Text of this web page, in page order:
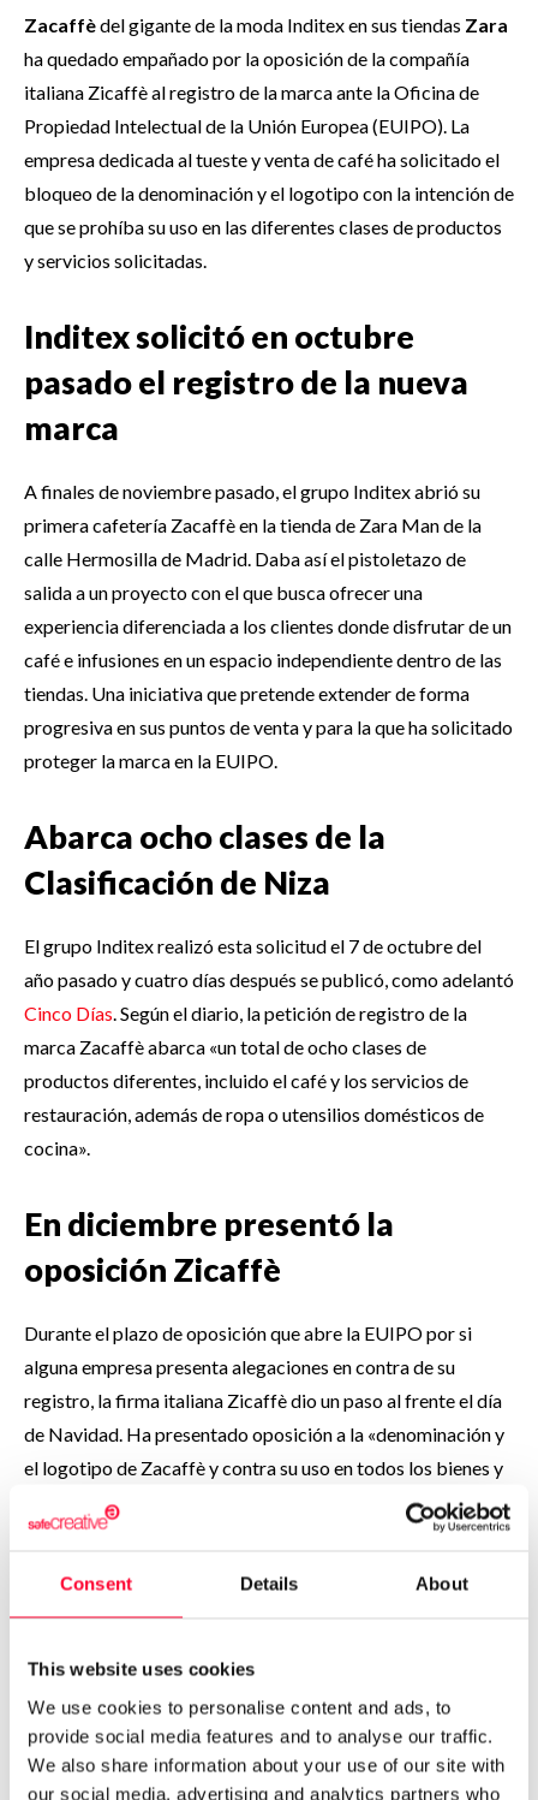
Consent Details About
This website uses cookies
We use cookies to personalise content and ads, to
provide social media features and to analyse our traffic.
We also share information about your use of our site with
our social media, advertising and analytics partners who
Zacaffèdel gigante de la moda Inditex en sus tiendas Zara
ha quedado empañado por la oposición de la compañía
italiana Zicaffè al registro de la marca ante la Oficina de
Propiedad Intelectual de la Unión Europea (EUIPO). La
empresa dedicada al tueste y venta de café ha solicitado el
bloqueo de la denominación y el logotipo con la intención de
que se prohíba su uso en las diferentes clases de productos
y servicios solicitadas.
Inditex solicitó en octubre
pasado el registro de la nueva
marca
A finales de noviembre pasado, el grupo Inditex abrió su
primera cafetería Zacaffè en la tienda de Zara Man de la
calle Hermosilla de Madrid. Daba así el pistoletazo de
salida a un proyecto con el que busca ofrecer una
experiencia diferenciada a los clientes donde disfrutar de un
café e infusiones en un espacio independiente dentro de las
tiendas. Una iniciativa que pretende extender de forma
progresiva en sus puntos de venta y para la que ha solicitado
proteger la marca en la EUIPO.
Abarca ocho clases de la
Clasificación de Niza
El grupo Inditex realizó esta solicitud el 7 de octubre del
año pasado y cuatro días después se publicó, como adelantó
Cinco Días. Según el diario, la petición de registro de la
marca Zacaffè abarca «un total de ocho clases de
productos diferentes, incluido el café y los servicios de
restauración, además de ropa o utensilios domésticos de
cocina».
En diciembre presentó la
oposición Zicaffè
Durante el plazo de oposición que abre la EUIPO por si
alguna empresa presenta alegaciones en contra de su
registro, la firma italiana Zicaffè dio un paso al frente el día
de Navidad. Ha presentado oposición a la «denominación y
el logotipo de Zacaffè y contra su uso en todos los bienes y
servicios para los que Inditex había solicitado su registro»,
informa Cinco Días.
Alega confusión por similitud de
nombre y aprovechamiento de
su reputación
En las alegaciones, la firma familiar italiana sostiene que «zi